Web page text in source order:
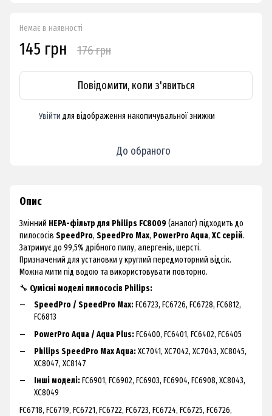
Немає в наявності
145 грн 176 грн
Повідомити, коли з'явиться
Увійти для відображення накопичувальної знижки
До обраного
Опис
Змінний HEPA-фільтр для Philips FC8009(аналог) підходить до
пилососів SpeedPro, SpeedPro Max, PowerPro Aqua, XC серій.
Затримує до 99,5% дрібного пилу, алергенів, шерсті.
Призначений для установки у круглий передмоторний відсік.
Можна мити під водою та використовувати повторно.
🔧 Сумісні моделі пилососів Philips:
SpeedPro / SpeedPro Max:FC6723, FC6726, FC6728, FC6812,
FC6813
PowerPro Aqua / Aqua Plus:FC6400, FC6401, FC6402, FC6405
Philips SpeedPro Max Aqua:XC7041, XC7042, XC7043, XC8045,
XC8047, XC8147
Інші моделі:FC6901, FC6902, FC6903, FC6904, FC6908, XC8043,
XC8049
FC6718, FC6719, FC6721, FC6722, FC6723, FC6724, FC6725, FC6726,